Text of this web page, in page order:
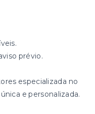
prévio.
especializada no
e personalizada.